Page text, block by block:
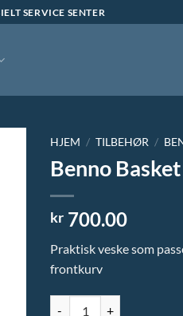
SERVICE SENTER
HJEM / TILBEHØR /
Benno
kr 700.00
Praktisk veske som
frontkurv